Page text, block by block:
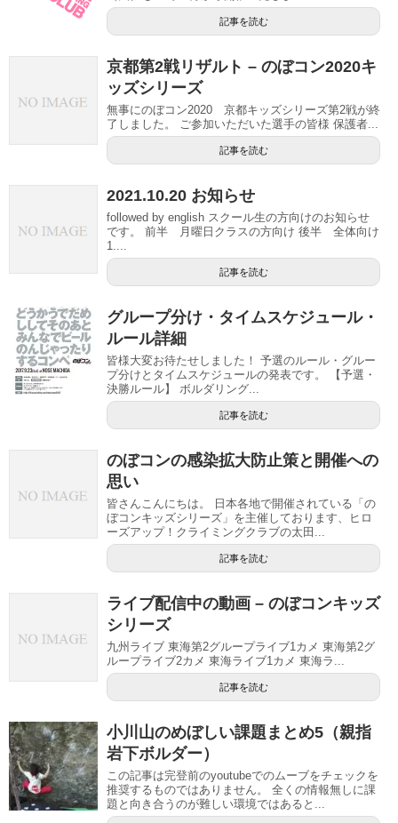
記事を読む
京都第2戦リザルト – のぼコン2020キ
ッズシリーズ
無事にのぼコン2020 京都キッズシリーズ第2戦が終
了しました。 ご参加いただいた選手の皆様 保護者...
記事を読む
2021.10.20 お知らせ
followed by english スクール生の方向けのお知らせ
です。 前半 月曜日クラスの方向け 後半 全体向け
1....
記事を読む
グループ分け・タイムスケジュール・
ルール詳細
皆様大変お待たせしました！ 予選のルール・グルー
プ分けとタイムスケジュールの発表です。 【予選・
決勝ルール】 ボルダリング...
記事を読む
のぼコンの感染拡大防止策と開催への
思い
皆さんこんにちは。 日本各地で開催されている「の
ぼコンキッズシリーズ」を主催しております、ヒロ
ーズアップ！クライミングクラブの太田...
記事を読む
ライブ配信中の動画 – のぼコンキッズ
シリーズ
九州ライブ 東海第2グループライブ1カメ 東海第2グ
ループライブ2カメ 東海ライブ1カメ 東海ラ...
記事を読む
小川山のめぼしい課題まとめ5（親指
岩下ボルダー）
この記事は完登前のyoutubeでのムーブをチェックを
推奨するものではありません。 全くの情報無しに課
題と向き合うのが難しい環境ではあると...